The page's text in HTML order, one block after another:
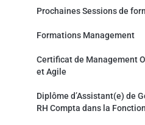
Prochaines Sessions de
Formations Management
Certificat de Management
et Agile
Diplôme d’Assistant(e) de
RH Compta dans la